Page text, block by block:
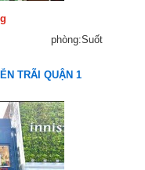
phòng:Suốt
TRÃI QUẬN 1